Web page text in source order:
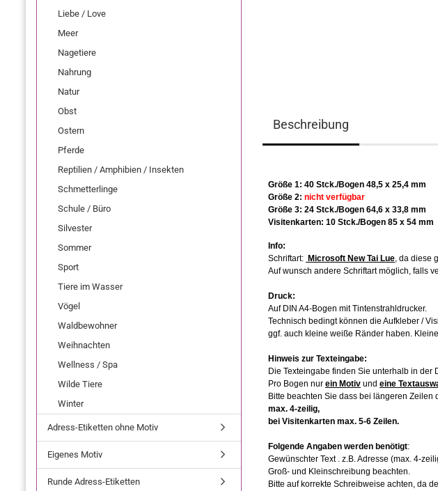
Beschreibung
Liebe / Love
Meer
Nagetiere
Nahrung
Natur
Obst
Ostern
Pferde
Reptilien / Amphibien / Insekten
Schmetterlinge
Schule / Büro
Silvester
Sommer
Sport
Tiere im Wasser
Vögel
Waldbewohner
Weihnachten
Wellness / Spa
Wilde Tiere
Winter
Adress-Etiketten ohne Motiv
Eigenes Motiv
Runde Adress-Etiketten